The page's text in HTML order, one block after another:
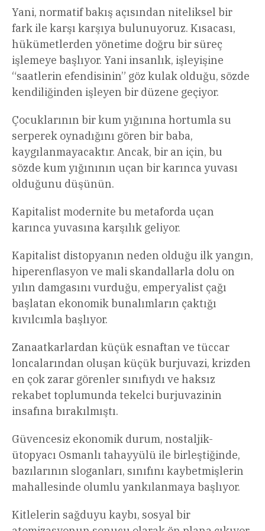
Yani, normatif bakış açısından niteliksel bir
fark ile karşı karşıya bulunuyoruz. Kısacası,
hükümetlerden yönetime doğru bir süreç
işlemeye başlıyor. Yani insanlık, işleyişine
“saatlerin efendisinin” göz kulak olduğu, sözde
kendiliğinden işleyen bir düzene geçiyor.
Çocuklarının bir kum yığınına hortumla su
serperek oynadığını gören bir baba,
kaygılanmayacaktır. Ancak, bir an için, bu
sözde kum yığınının uçan bir karınca yuvası
olduğunu düşünün.
Kapitalist modernite bu metaforda uçan
karınca yuvasına karşılık geliyor.
Kapitalist distopyanın neden olduğu ilk yangın,
hiperenflasyon ve mali skandallarla dolu on
yılın damgasını vurduğu, emperyalist çağı
başlatan ekonomik bunalımların çaktığı
kıvılcımla başlıyor.
Zanaatkarlardan küçük esnaftan ve tüccar
loncalarından oluşan küçük burjuvazi, krizden
en çok zarar görenler sınıfıydı ve haksız
rekabet toplumunda tekelci burjuvazinin
insafına bırakılmıştı.
Güvencesiz ekonomik durum, nostaljik-
ütopyacı Osmanlı tahayyülü ile birleştiğinde,
bazılarının sloganları, sınıfını kaybetmişlerin
mahallesinde olumlu yankılanmaya başlıyor.
Kitlelerin sağduyu kaybı, sosyal bir